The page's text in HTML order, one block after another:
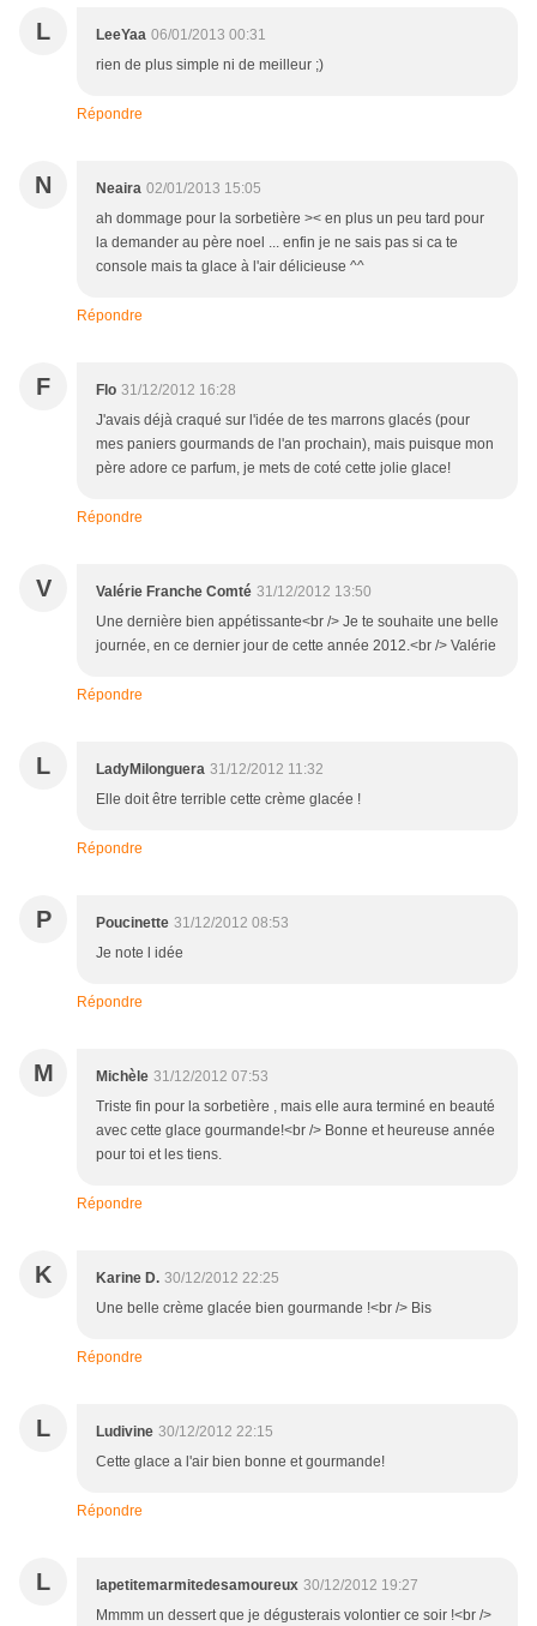
L LeeYaa 06/01/2013 00:31
rien de plus simple ni de meilleur ;)
Répondre
N Neaira 02/01/2013 15:05
ah dommage pour la sorbetière >< en plus un peu tard pour
la demander au père noel ... enfin je ne sais pas si ca te
console mais ta glace à l'air délicieuse ^^
Répondre
F Flo 31/12/2012 16:28
J'avais déjà craqué sur l'idée de tes marrons glacés (pour
mes paniers gourmands de l'an prochain), mais puisque mon
père adore ce parfum, je mets de coté cette jolie glace!
Répondre
V Valérie Franche Comté 31/12/2012 13:50
Une dernière bien appétissante<br /> Je te souhaite une belle
journée, en ce dernier jour de cette année 2012.<br /> Valérie
Répondre
L LadyMilonguera 31/12/2012 11:32
Elle doit être terrible cette crème glacée !
Répondre
P Poucinette 31/12/2012 08:53
Je note l idée
Répondre
M Michèle 31/12/2012 07:53
Triste fin pour la sorbetière , mais elle aura terminé en beauté
avec cette glace gourmande!<br /> Bonne et heureuse année
pour toi et les tiens.
Répondre
K Karine D. 30/12/2012 22:25
Une belle crème glacée bien gourmande !<br /> Bis
Répondre
L Ludivine 30/12/2012 22:15
Cette glace a l'air bien bonne et gourmande!
Répondre
L lapetitemarmitedesamoureux 30/12/2012 19:27
Mmmm un dessert que je dégusterais volontier ce soir !<br />